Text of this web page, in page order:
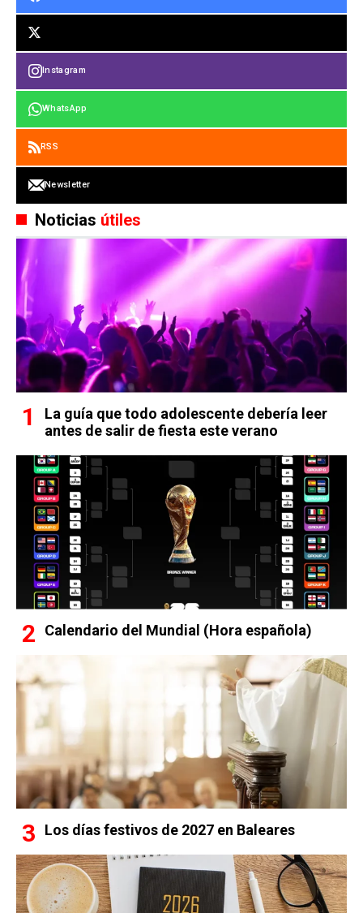
Instagram
WhatsApp
RSS
Newsletter
Noticias útiles
La guía que todo adolescente debería leer
antes de salir de fiesta este verano
Calendario del Mundial (Hora española)
Los días festivos de 2027 en Baleares